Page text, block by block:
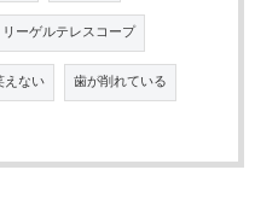
リーゲルテレスコープ
えない 歯が削れている